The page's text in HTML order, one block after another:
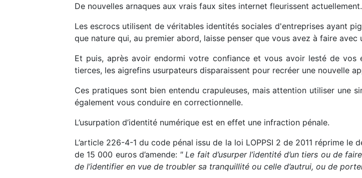
De nouvelles arnaques aux vrais faux sites internet fleurissent actuellement.
Les escrocs utilisent de véritables identités sociales d'entreprises ayant
que nature qui, au premier abord, laisse penser que vous avez à faire avec
Et puis, après avoir endormi votre confiance et vous avoir lesté de
tierces, les aigrefins usurpateurs disparaissent pour recréer une nouvelle
Ces pratiques sont bien entendu crapuleuses, mais attention utiliser
également vous conduire en correctionnelle.
L’usurpation d’identité numérique est en effet une infraction pénale.
L’article 226-4-1 du code pénal issu de la loi LOPPSI 2 de 2011 réprime le
de 15 000 euros d’amende: " Le fait d’usurper l’identité d’un tiers ou de
de l’identifier en vue de troubler sa tranquillité ou celle d’autrui, ou de